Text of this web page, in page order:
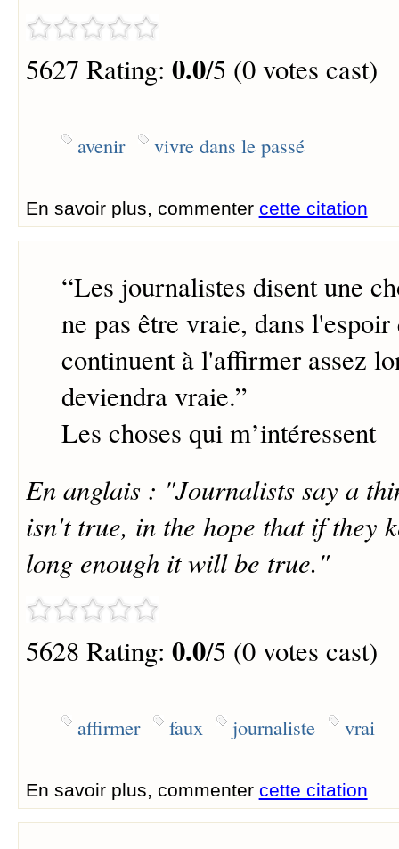
5627 Rating: 0.0/5 (0 votes cast)
avenir vivre dans le passé
En savoir plus, commenter cette citation
“Les journalistes disent une
ne pas être vraie, dans
continuent à l'affirmer assez
deviendra vraie.”
Les choses qui m’intéressent
En anglais : "Journalists say a
isn't true, in the hope that if they
long enough it will be true."
5628 Rating: 0.0/5 (0 votes cast)
affirmer faux journaliste vrai
En savoir plus, commenter cette citation